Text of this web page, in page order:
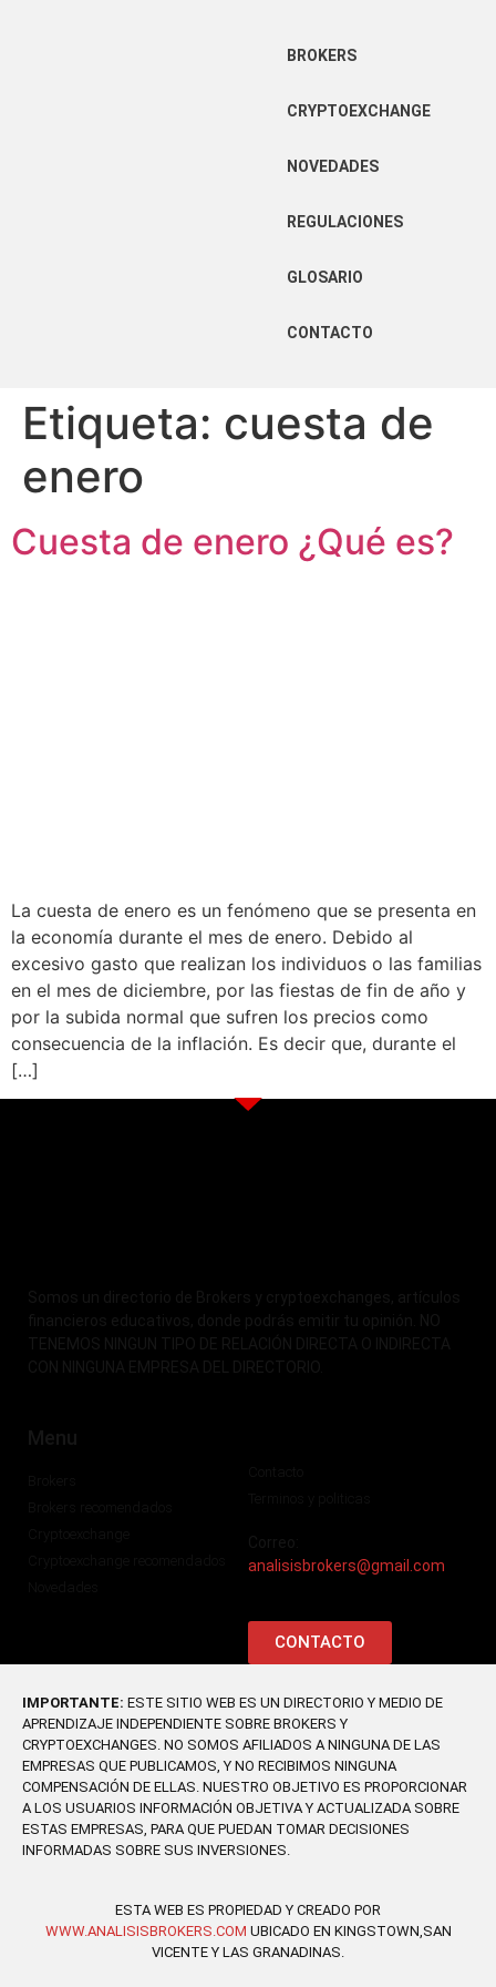
BROKERS
CRYPTOEXCHANGE
NOVEDADES
REGULACIONES
GLOSARIO
CONTACTO
Etiqueta: cuesta de
enero
Cuesta de enero ¿Qué es?
La cuesta de enero es un fenómeno que se presenta en
la economía durante el mes de enero. Debido al
excesivo gasto que realizan los individuos o las familias
en el mes de diciembre, por las fiestas de fin de año y
por la subida normal que sufren los precios como
consecuencia de la inflación. Es decir que, durante el
[…]
analisisbrokers@gmail.com
CONTACTO
IMPORTANTE: ESTE SITIO WEB ES UN DIRECTORIO Y MEDIO DE
APRENDIZAJE INDEPENDIENTE SOBRE BROKERS Y
CRYPTOEXCHANGES. NO SOMOS AFILIADOS A NINGUNA DE LAS
EMPRESAS QUE PUBLICAMOS, Y NO RECIBIMOS NINGUNA
COMPENSACIÓN DE ELLAS. NUESTRO OBJETIVO ES PROPORCIONAR
A LOS USUARIOS INFORMACIÓN OBJETIVA Y ACTUALIZADA SOBRE
ESTAS EMPRESAS, PARA QUE PUEDAN TOMAR DECISIONES
INFORMADAS SOBRE SUS INVERSIONES.
ESTA WEB ES PROPIEDAD Y CREADO POR
WWW.ANALISISBROKERS.COM UBICADO EN KINGSTOWN,SAN
VICENTE Y LAS GRANADINAS.